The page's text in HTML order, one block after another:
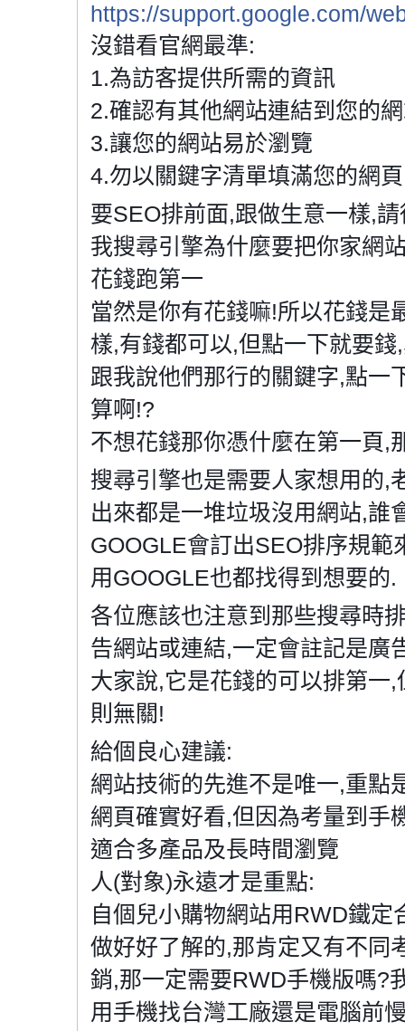
https://support.google.com/
沒錯看官網最準:
1.為訪客提供所需的資訊
2.確認有其他網站連結到您的
3.讓您的網站易於瀏覽
4.勿以關鍵字清單填滿您的網
要SEO排前面,跟做生意一樣,
我搜尋引擎為什麼要把你家網
花錢跑第一
當然是你有花錢嘛!所以花錢是
樣,有錢都可以,但點一下就要
跟我說他們那行的關鍵字,點一
算啊!?
不想花錢那你憑什麼在第一頁,
搜尋引擎也是需要人家想用的,
出來都是一堆垃圾沒用網站,誰
GOOGLE會訂出SEO排序規範
用GOOGLE也都找得到想要的.
各位應該也注意到那些搜尋時
告網站或連結,一定會註記是廣
大家說,它是花錢的可以排第一
則無關!
給個良心建議:
網站技術的先進不是唯一,重點
網頁確實好看,但因為考量到手
適合多產品及長時間瀏覽
人(對象)永遠才是重點:
自個兒小購物網站用RWD鐵
做好好了解的,那肯定又有不同
銷,那一定需要RWD手機版嗎?
用手機找台灣工廠還是電腦前